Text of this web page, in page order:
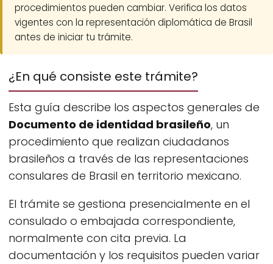
procedimientos pueden cambiar. Verifica los datos
vigentes con la representación diplomática de Brasil
antes de iniciar tu trámite.
¿En qué consiste este trámite?
Esta guía describe los aspectos generales de
Documento de identidad brasileño, un
procedimiento que realizan ciudadanos
brasileños a través de las representaciones
consulares de Brasil en territorio mexicano.
El trámite se gestiona presencialmente en el
consulado o embajada correspondiente,
normalmente con cita previa. La
documentación y los requisitos pueden variar